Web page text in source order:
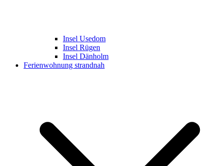
Insel Usedom
Insel Rügen
Insel Dänholm
Ferienwohnung strandnah